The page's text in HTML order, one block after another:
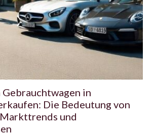
in
Die Bedeutung von
und